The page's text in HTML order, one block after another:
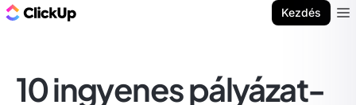
Kezdés
10 ingyenes pályázat-